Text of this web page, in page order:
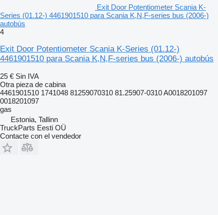
Exit Door Potentiometer Scania K-
Series (01.12-) 4461901510 para Scania K,N,F-series bus (2006-)
autobús
4
Exit Door Potentiometer Scania K-Series (01.12-)
4461901510 para Scania K,N,F-series bus (2006-) autobús
25 € Sin IVA
Otra pieza de cabina
4461901510 1741048 81259070310 81.25907-0310 A0018201097
0018201097
gas
Estonia, Tallinn
TruckParts Eesti OÜ
Contacte con el vendedor